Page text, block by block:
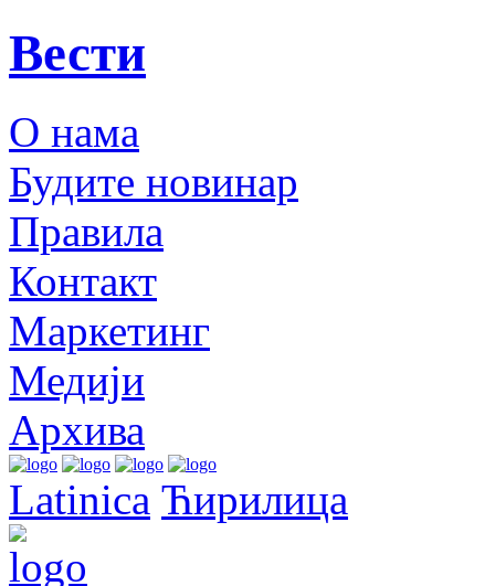
Вести
О нама
Будите новинар
Правила
Контакт
Маркетинг
Медији
Архива
Latinica Ћирилица